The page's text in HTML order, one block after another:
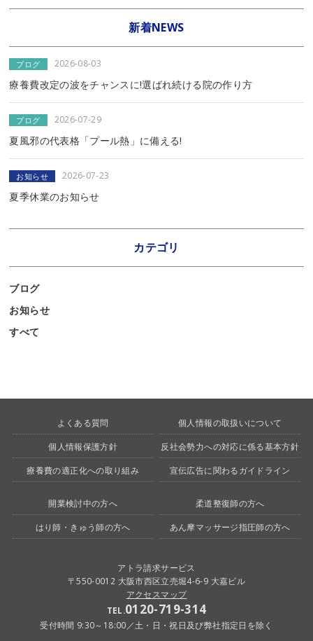
新着NEWS
ブログ 2026-08-03
療養費改定の波をチャンスに!選ばれ続ける院の作り方
ブログ 2026-07-29
夏風邪の代表格「プール熱」に備える!
お知らせ 2026-07-23
夏季休業のお知らせ
カテゴリ
ブログ
お知らせ
すべて
よくある質問 個人情報の取扱いについて
個人情報保護方針 反社会勢力への対応に係る基本方針
療養費の適正化への取り組み 宣伝広告に関わるガイドライン
開業検討中の方へ 柔道整復師の方へ
はり師・きゅう師の方へ あん摩マッサージ指圧師の方へ
アトラ請求サービス
〒550-0012 大阪市西区立売堀4-6-9 大嘉ビル
アクセスマップ
TEL.0120-719-314
受付時間 9:30～18:00／土・日・祝日及び弊社指定日を除く